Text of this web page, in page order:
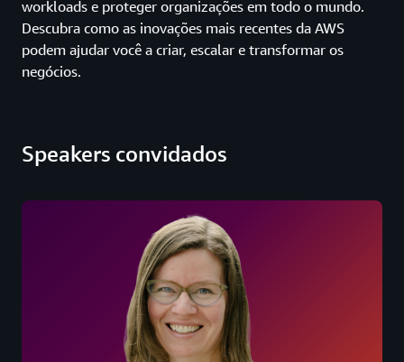
workloads e proteger organizações em todo o mundo.
Descubra como as inovações mais recentes da AWS
podem ajudar você a criar, escalar e transformar os
negócios.
Speakers convidados